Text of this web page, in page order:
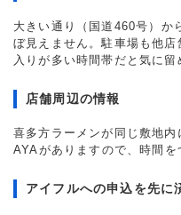
大きい通り（国道460号）か
ぼ見えません。駐車場も他
入りが多い時間帯だと気に留
店舗周辺の情報
喜多方ラーメンが同じ敷地
AYAがありますので、時間を
アイフルへの申込を先に